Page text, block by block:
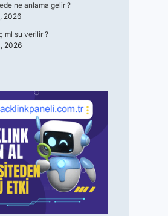
ne anlama gelir ?
2026
ml su verilir ?
2026